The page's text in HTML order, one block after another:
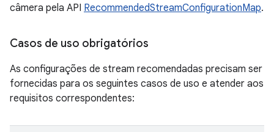
câmera pela API RecommendedStreamConfigurationMap.
Casos de uso obrigatórios
As configurações de stream recomendadas precisam ser
fornecidas para os seguintes casos de uso e atender aos
requisitos correspondentes: